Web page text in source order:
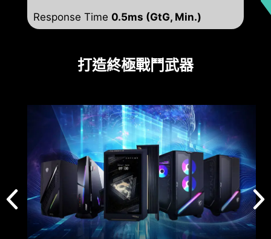
Response Time 0.5ms (GtG, Min.)
打造終極戰鬥武器